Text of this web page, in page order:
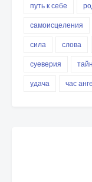
путь к себе
самоисцеления
сила
слова
суеверия
удача
час